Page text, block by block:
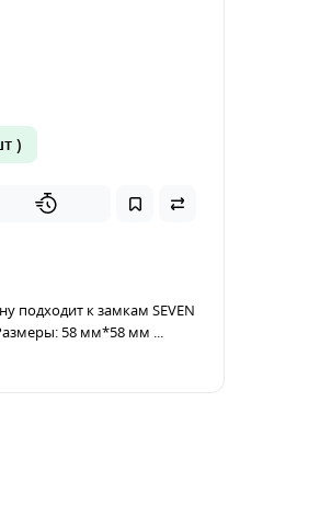
)
подходит к замкам SEVEN
Размеры: 58 мм*58 мм ...